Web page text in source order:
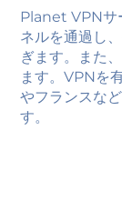
Planet VPNサ
ネルを通過し
ぎます。また
ます。VPNを
やフランスな
す。